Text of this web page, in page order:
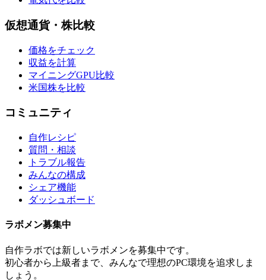
仮想通貨・株比較
価格をチェック
収益を計算
マイニングGPU比較
米国株を比較
コミュニティ
自作レシピ
質問・相談
トラブル報告
みんなの構成
シェア機能
ダッシュボード
ラボメン募集中
自作ラボでは新しいラボメンを募集中です。
初心者から上級者まで、みんなで理想のPC環境を追求しま
しょう。